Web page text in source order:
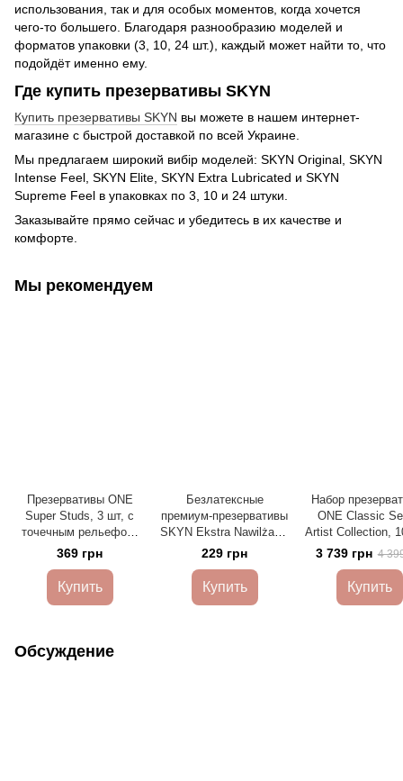
использования, так и для особых моментов, когда хочется
чего-то большего. Благодаря разнообразию моделей и
форматов упаковки (3, 10, 24 шт.), каждый может найти то, что
подойдёт именно ему.
Где купить презервативы SKYN
Купить презервативы SKYN вы можете в нашем интернет-
магазине с быстрой доставкой по всей Украине.
Мы предлагаем широкий вибір моделей: SKYN Original, SKYN
Intense Feel, SKYN Elite, SKYN Extra Lubricated и SKYN
Supreme Feel в упаковках по 3, 10 и 24 штуки.
Заказывайте прямо сейчас и убедитесь в их качестве и
комфорте.
Мы рекомендуем
Презервативы ONE
Super Studs, 3 шт, с
точечным рельефом,
со смазкой, упаковка
— картонная коробка
369 грн
Купить
Безлатексные
премиум-презервативы
SKYN Ekstra Nawilżanel
3 шт, ультратонкие, на
40 % больше смазки
229 грн
Купить
Набор
ONE Classic
Artist Collection,
со смазкой,
тубус
3 739 грн 4
Купить
Обсуждение